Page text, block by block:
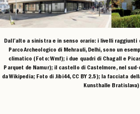
Dall’alto a sinistra e in senso orario: i livelli raggiunti
Parco Archeologico di Mehrauli, Delhi, sono un
climatico (Foto: Wmf); i due quadri di Chagall e
Parquet de Namur); il castello di Castelmore, nel
da Wikipedia; Foto di Jibi44, CC BY 2.5); la facciata
Kunsthalle Bratislava)